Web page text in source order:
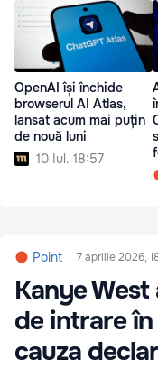
OpenAI își închide
browserul AI Atlas,
lansat acum mai puțin
de nouă luni
10 Iul. 18:57
Point 7 aprilie 2026,
Kanye
de intrare
cauza